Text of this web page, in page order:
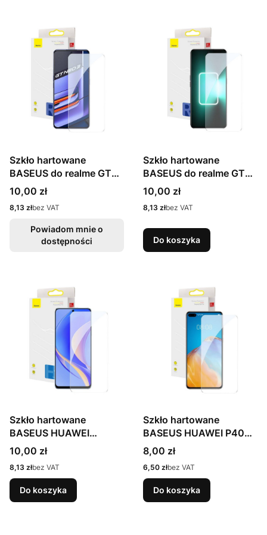
Szkło hartowane
BASEUS do realme GT
Neo3 (przezroczyste)
Cena
10,00 zł
Cena
8,13 złbez VAT
Powiadom mnie o
dostępności
Szkło hartowane
BASEUS do realme GT
Neo5 (przezroczyste)
Cena
10,00 zł
Cena
8,13 złbez VAT
Do koszyka
Szkło hartowane
BASEUS HUAWEI
Changxiang 50 Pro
Cena
10,00 zł
Cena
8,13 złbez VAT
Do koszyka
Szkło hartowane
BASEUS HUAWEI P40
(przezroczyste)
Cena
8,00 zł
Cena
6,50 złbez VAT
Do koszyka